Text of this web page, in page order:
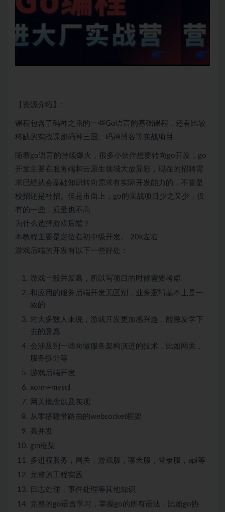
【资源介绍】:
课程包含了码神之路的一些Go语言 的基础课程，还有比较
稀缺的实战课如码神三国、码神博客等实战项目
随着go语言的持续爆火，很多小伙伴想要转向go开发，go
开发主要在服务端和 云原生 领域大放异彩，现在的招聘需
求已经从会基础知识转向需求有实际开发能力的，不管是
校招还是社招。但是市面上，go的实战项目少之又少，仅
有的一些，质量也不高
为什么选择游戏后端？
本教程主要是定位在初中级开发。 20k左右
游戏后端的开发有以下一些好处：
游戏一般并发高，所以写项目的时候需要考虑
和应用的服务后端开发无区别，业务逻辑基本上是一
致的
对大多数人来说，游戏开发更加感兴趣，能激发学下
去的意愿
会涉及到一些向 微服务架构演进的技术，比如网关，
服务拆分等
游戏后端开发
xorm+mysql
网关概念以及实现
从零搭建带路由的websocket框架
高并发
gin框架
多进程服务，网关，游戏服，聊天服，登录服，api等
完整的工程实践
日志处理，事件处理等其他知识
完整的go语言学习，掌握go的所有语法，比如go协